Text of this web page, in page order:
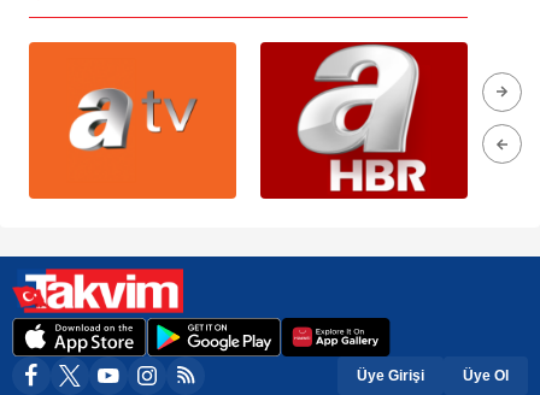
Üye Girişi Üye Ol